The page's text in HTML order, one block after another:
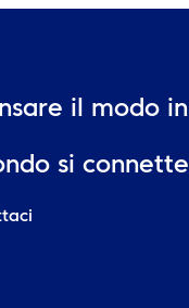
il modo in
si connette